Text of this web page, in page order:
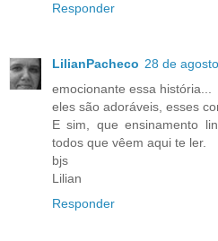
Responder
LilianPacheco 28 de
emocionante essa história...
eles são adoráveis, esses
E sim, que ensinamento
todos que vêem aqui te ler.
bjs
Lilian
Responder